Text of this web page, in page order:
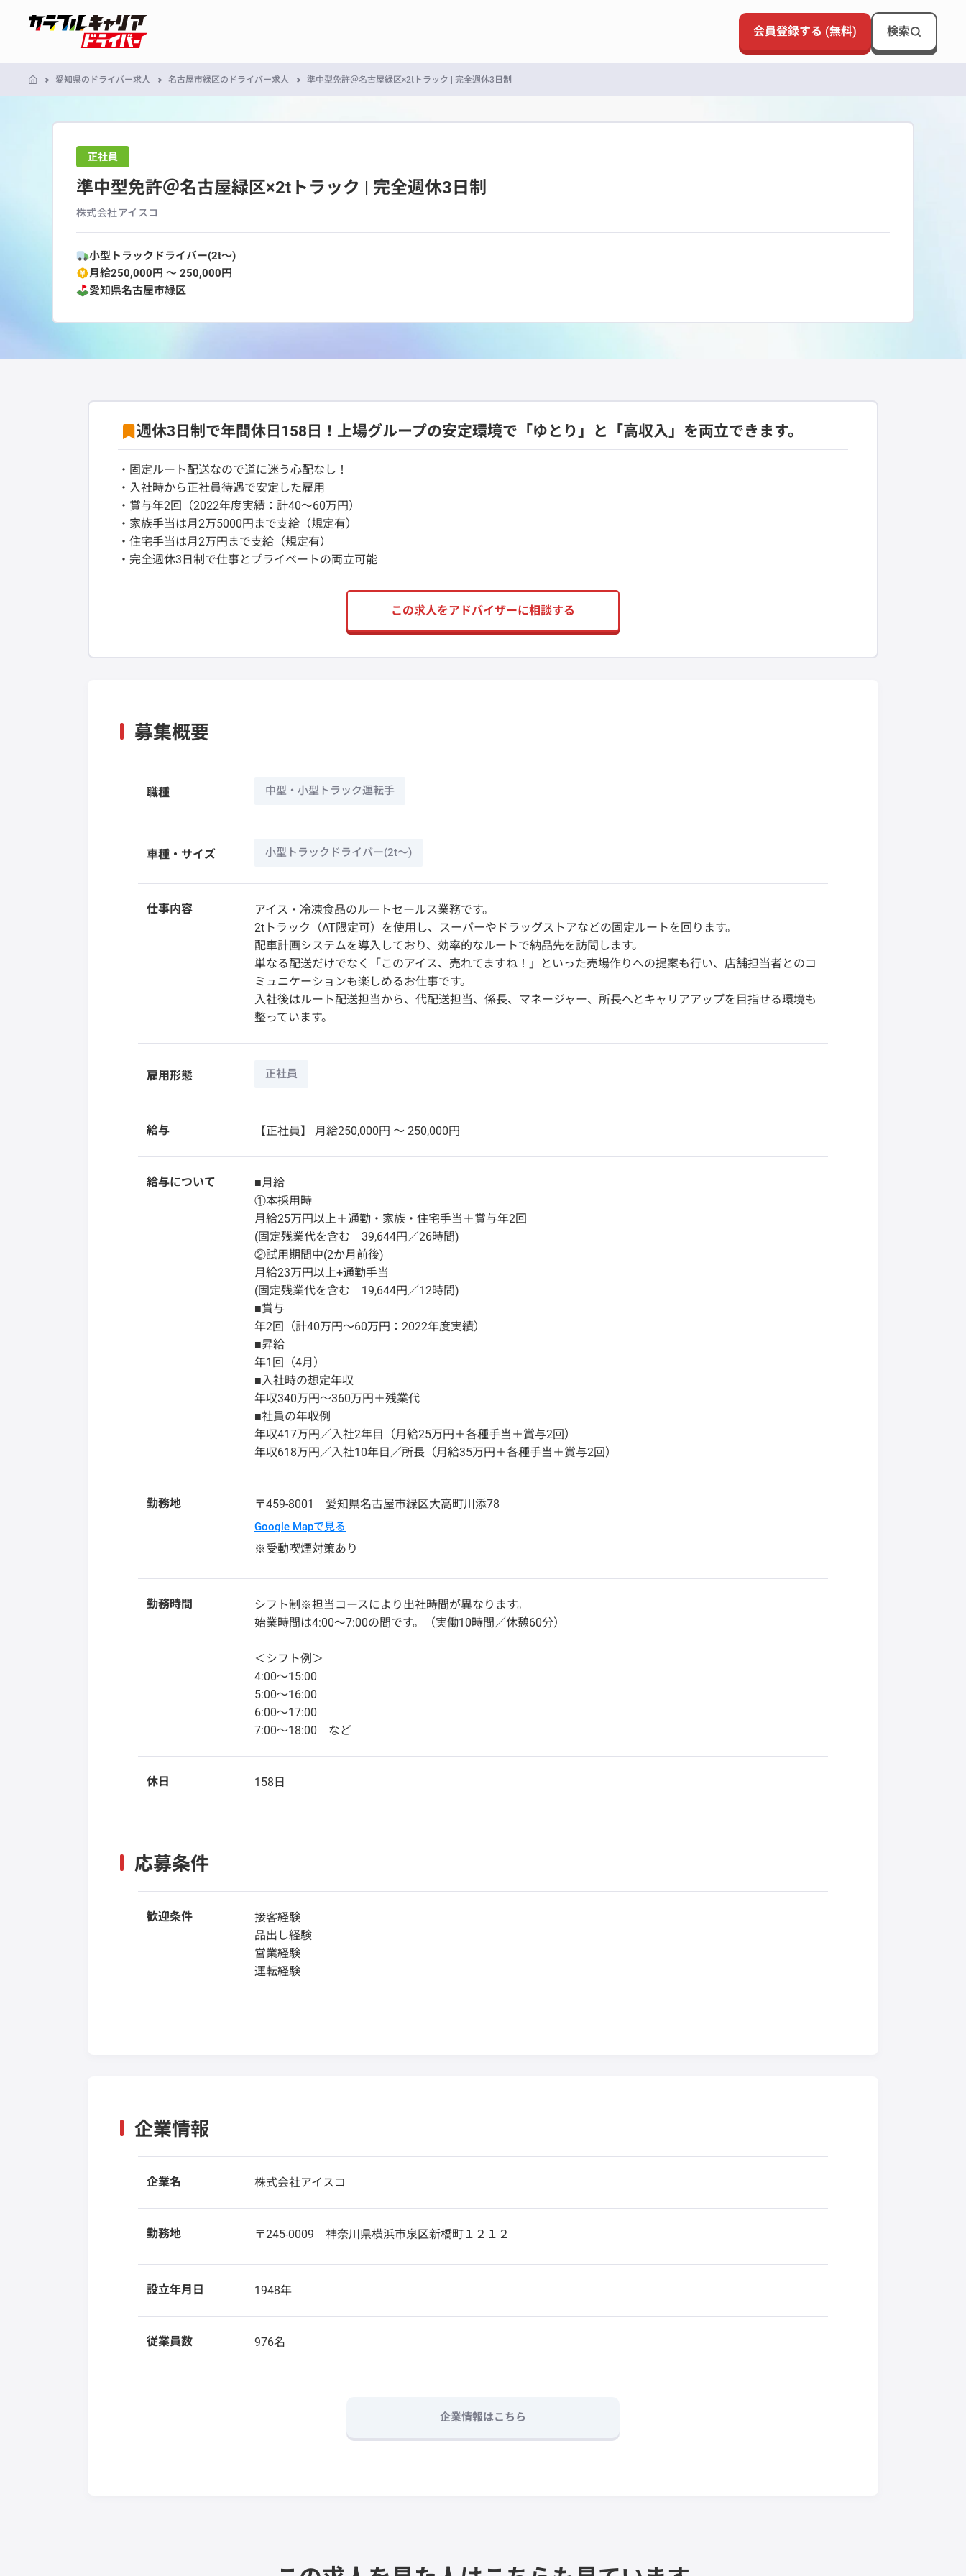
会員登録する (無料) 検索
愛知県のドライバー求人 名古屋市緑区のドライバー求人 準中型免許＠名古屋緑区×2tトラック | 完全週休3日制
正社員
準中型免許＠名古屋緑区×2tトラック | 完全週休3日制
株式会社アイスコ
小型トラックドライバー(2t～)
月給250,000円 〜 250,000円
愛知県名古屋市緑区
週休3日制で年間休日158日！上場グループの安定環境で「ゆとり」と「高収入」を両立できます。
・固定ルート配送なので道に迷う心配なし！
・入社時から正社員待遇で安定した雇用
・賞与年2回（2022年度実績：計40～60万円）
・家族手当は月2万5000円まで支給（規定有）
・住宅手当は月2万円まで支給（規定有）
・完全週休3日制で仕事とプライベートの両立可能
この求人をアドバイザーに相談する
募集概要
職種 中型・小型トラック運転手
車種・サイズ 小型トラックドライバー(2t～)
仕事内容
アイス・冷凍食品のルートセールス業務です。
2tトラック（AT限定可）を使用し、スーパーやドラッグストアなどの固定ルートを回ります。
配車計画システムを導入しており、効率的なルートで納品先を訪問します。
単なる配送だけでなく「このアイス、売れてますね！」といった売場作りへの提案も行い、店舗担当者とのコ
ミュニケーションも楽しめるお仕事です。
入社後はルート配送担当から、代配送担当、係長、マネージャー、所長へとキャリアアップを目指せる環境も
整っています。
雇用形態 正社員
給与 【正社員】 月給250,000円 〜 250,000円
給与について
■月給
①本採用時
月給25万円以上＋通勤・家族・住宅手当＋賞与年2回
(固定残業代を含む 39,644円／26時間)
②試用期間中(2か月前後)
月給23万円以上+通勤手当
(固定残業代を含む 19,644円／12時間)
■賞与
年2回（計40万円～60万円：2022年度実績）
■昇給
年1回（4月）
■入社時の想定年収
年収340万円～360万円＋残業代
■社員の年収例
年収417万円／入社2年目（月給25万円＋各種手当＋賞与2回）
年収618万円／入社10年目／所長（月給35万円＋各種手当＋賞与2回）
勤務地 〒459-8001 愛知県名古屋市緑区大高町川添78
Google Mapで見る
※受動喫煙対策あり
勤務時間
シフト制※担当コースにより出社時間が異なります。
始業時間は4:00～7:00の間です。（実働10時間／休憩60分）
＜シフト例＞
4:00～15:00
5:00～16:00
6:00～17:00
7:00～18:00 など
休日 158日
応募条件
歓迎条件
接客経験
品出し経験
営業経験
運転経験
企業情報
企業名 株式会社アイスコ
勤務地 〒245-0009 神奈川県横浜市泉区新橋町１２１２
設立年月日 1948年
従業員数 976名
企業情報はこちら